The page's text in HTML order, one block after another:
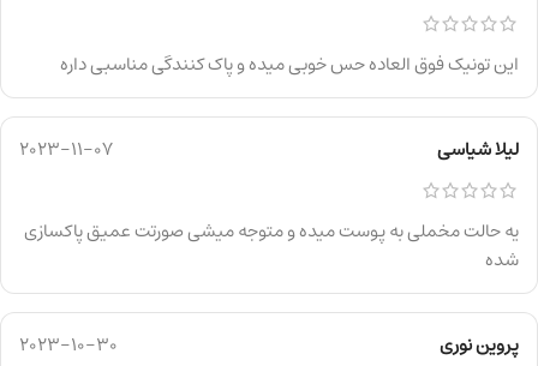
این تونیک فوق العاده حس خوبی میده و پاک کنندگی مناسبی داره
لیلا شیاسی 2023-11-07
یه حالت مخملی به پوست میده و متوجه میشی صورتت عمیق پاکسازی
شده
پروین نوری 2023-10-30